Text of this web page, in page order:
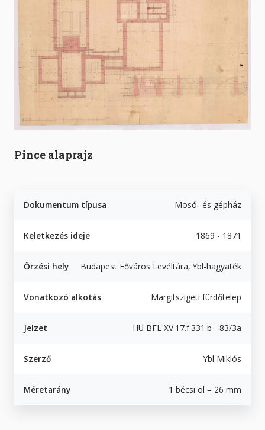
Pince alaprajz
Dokumentum típusa Mosó- és gépház
Keletkezés ideje 1869 - 1871
Őrzési hely Budapest Főváros Levéltára, Ybl-hagyaték
Vonatkozó alkotás Margitszigeti fürdőtelep
Jelzet HU BFL XV.17.f.331.b - 83/3a
Szerző Ybl Miklós
Méretarány 1 bécsi öl = 26 mm